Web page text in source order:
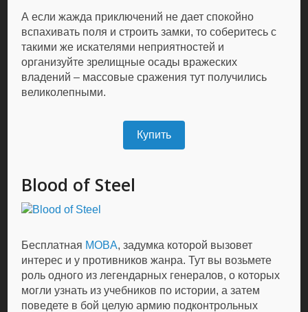
А если жажда приключений не дает спокойно
вспахивать поля и строить замки, то соберитесь с
такими же искателями неприятностей и
организуйте зрелищные осады вражеских
владений – массовые сражения тут получились
великолепными.
Купить
Blood of Steel
Бесплатная MOBA, задумка которой вызовет
интерес и у противников жанра. Тут вы возьмете
роль одного из легендарных генералов, о которых
могли узнать из учебников по истории, а затем
поведете в бой целую армию подконтрольных